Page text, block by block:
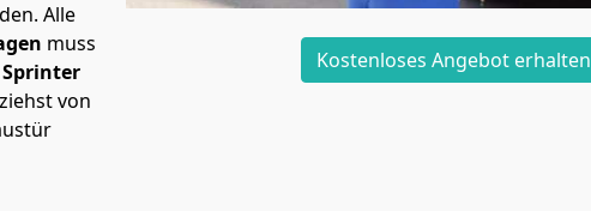
Alle
muss
von
Kostenloses Angebot erhalten